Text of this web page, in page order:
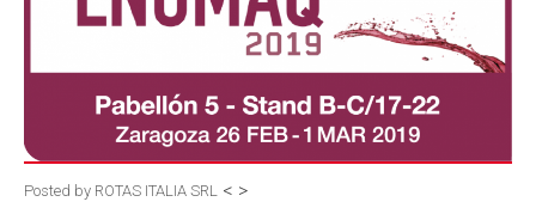
<
Posted by ROTAS ITALIA SRL >